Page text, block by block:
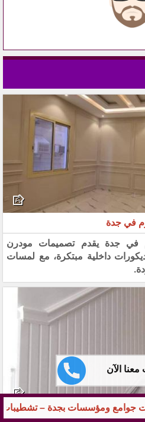
الآن
بخبرة طويلة
في جدة
في جدة يقدم تصميمات مودرن
داخلية مبتكرة، مع لمسات